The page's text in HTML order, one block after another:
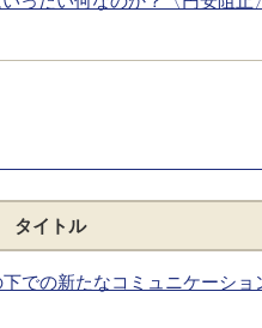
タイトル
での新たなコミュニケーシ